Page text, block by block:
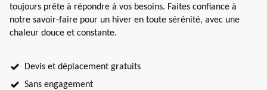
toujours prête à répondre à vos besoins. Faites confiance à
notre savoir-faire pour un hiver en toute sérénité, avec une
chaleur douce et constante.
Devis et déplacement gratuits
Sans engagement